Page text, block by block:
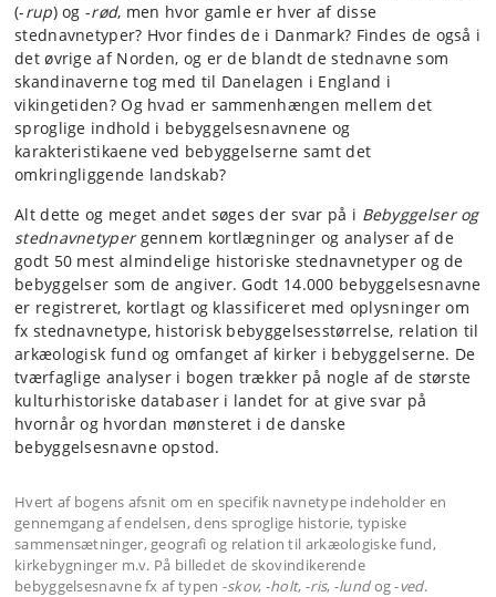
(-rup) og -rød, men hvor gamle er hver af disse
stednavnetyper? Hvor findes de i Danmark? Findes de også i
det øvrige af Norden, og er de blandt de stednavne som
skandinaverne tog med til Danelagen i England i
vikingetiden? Og hvad er sammenhængen mellem det
sproglige indhold i bebyggelsesnavnene og
karakteristikaene ved bebyggelserne samt det
omkringliggende landskab?
Alt dette og meget andet søges der svar på i Bebyggelser og
stednavnetypergennem kortlægninger og analyser af de
godt 50 mest almindelige historiske stednavnetyper og de
bebyggelser som de angiver. Godt 14.000 bebyggelsesnavne
er registreret, kortlagt og klassificeret med oplysninger om
fx stednavnetype, historisk bebyggelsesstørrelse, relation til
arkæologisk fund og omfanget af kirker i bebyggelserne. De
tværfaglige analyser i bogen trækker på nogle af de største
kulturhistoriske databaser i landet for at give svar på
hvornår og hvordan mønsteret i de danske
bebyggelsesnavne opstod.
Hvert af bogens afsnit om en specifik navnetype indeholder en
gennemgang af endelsen, dens sproglige historie, typiske
sammensætninger, geografi og relation til arkæologiske fund,
kirkebygninger m.v. På billedet de skovindikerende
bebyggelsesnavne fx af typen -skov, -holt, -ris, -lundog -ved.